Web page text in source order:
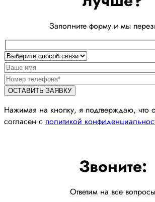
Заполните форму и мы
Нажимая на кнопку, я подтверждаю, что
согласен с политикой
Звоните:
Ответим на все вопросы